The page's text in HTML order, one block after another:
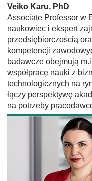
Veiko Karu, PhD
Associate Professor w
naukowiec i ekspert
przedsiębiorczością
kompetencji
badawcze obejmują
współpracę nauki z
technologicznych na
łączy perspektywę
na potrzeby